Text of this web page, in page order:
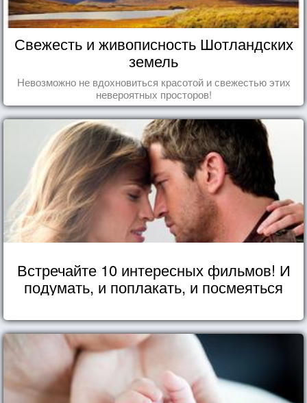
Свежесть и живописность Шотландских
земель
Невозможно не вдохновиться красотой и свежестью этих
невероятных просторов!
Встречайте 10 интересных фильмов! И
подумать, и поплакать, и посмеяться